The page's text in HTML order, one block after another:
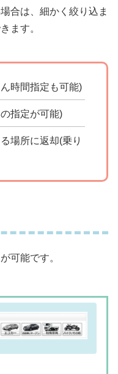
合は、細かく絞り込ま
ます。
時間指定も可能)
指定が可能)
場所に返却(乗り
可能です。